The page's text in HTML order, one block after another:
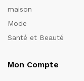
maison
Mode
Santé et Beauté
Mon Compte